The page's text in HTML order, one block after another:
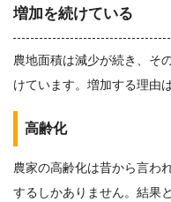
増加を続けている
農地面積は減少が続き、そ
けています。増加する理由
高齢化
農家の高齢化は昔から言わ
するしかありません。結果